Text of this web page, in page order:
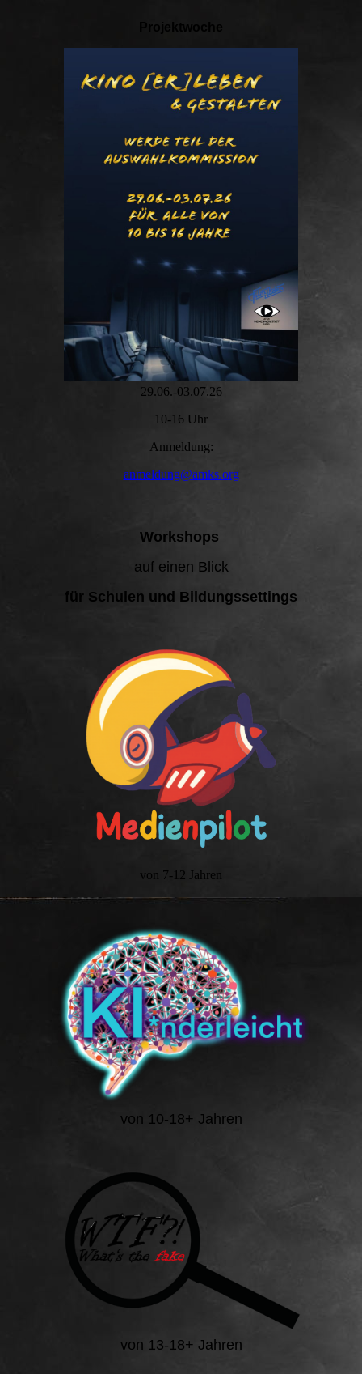
Projektwoche
29.06.-03.07.26
10-16 Uhr
Anmeldung:
anmeldung@amks.org
Workshops
auf einen Blick
für Schulen und Bildungssettings
von 7-12 Jahren
von 10-18+ Jahren
von 13-18+ Jahren